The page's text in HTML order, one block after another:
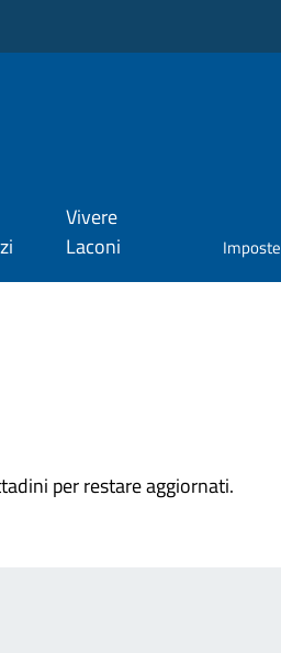
Vivere
Laconi
Imposte
per restare aggiornati.